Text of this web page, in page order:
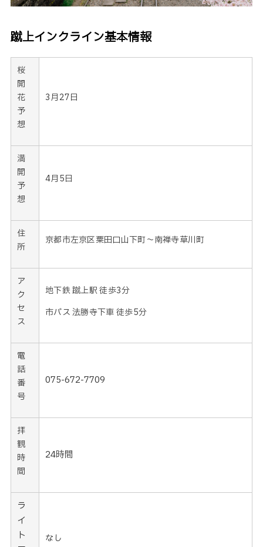
蹴上インクライン基本情報
桜
開
花
予
想
3月27日
満
開
予
想
4月5日
住
所
京都市左京区粟田口山下町～南禅寺草川町
ア
ク
セ
ス
地下鉄 蹴上駅 徒歩3分
市バス 法勝寺下車 徒歩5分
電
話
番
号
075-672-7709
拝
観
時
間
24時間
ラ
イ
ト
なし